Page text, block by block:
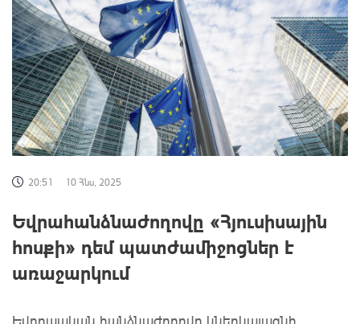
20:51 10 Հնս, 2025
Եվրահանձնաժողովը «Հյուսիսային
հոսքի» դեմ պատժամիջոցներ է
առաջարկում